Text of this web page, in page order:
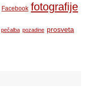
Facebook fotografije
pečalba pozadine prosveta